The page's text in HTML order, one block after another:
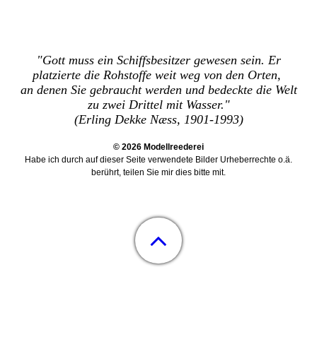
"Gott muss ein Schiffsbesitzer gewesen sein. Er
platzierte die Rohstoffe weit weg von den Orten,
an denen Sie gebraucht werden und bedeckte die Welt
zu zwei Drittel mit Wasser."
(Erling Dekke Næss, 1901-1993)
© 2026 Modellreederei
Habe ich durch auf dieser Seite verwendete Bilder Urheberrechte o.ä.
berührt, teilen Sie mir dies bitte mit.